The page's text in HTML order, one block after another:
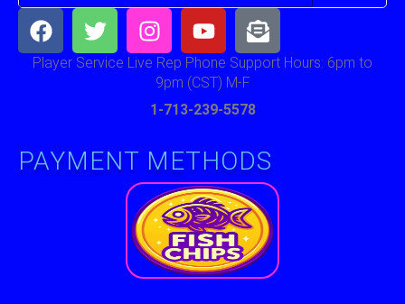
Facebook
TwitterInstagram
YoutubeEnvelope-
open-
text
Player Service Live Rep Phone Support Hours: 6pm to
9pm (CST) M-F
1-713-239-5578
PAYMENT METHODS